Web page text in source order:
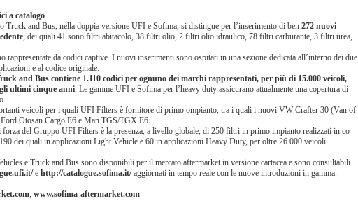
a catalogo
Truck and Bus, nella doppia versione UFI e Sofima, si distingue per l’inserimento di ben 272 nuovi
, dei quali 41 sono filtri abitacolo, 38 filtri olio, 2 filtri olio idraulico, 78 filtri carburante, 3 filtri urea,
rappresentate da codici captive. I nuovi inserimenti sono ospitati in una sezione dedicata all’interno dei due
e al codice originale.
and Bus contiene 1.110 codici per ognuno dei marchi rappresentati, per più di 15.000 veicoli,
ultimi cinque anni. Le gamme UFI e Sofima per l’heavy duty assicurano attualmente una copertura di
veicoli per i quali UFI Filters è fornitore di primo ompianto, tra i quali i nuovi VW Crafter 30 (Van of
Otosan Cargo E6 e Man TGS/TGX E6.
forza del Gruppo UFI Filters è la presenza, a livello globale, di 250 filtri in primo impianto realizzati in co-
dei quali in applicazioni Light Vehicle e 60 in applicazioni Heavy Duty, per oltre 26.000 veicoli.
e Truck and Bus sono disponibili per il mercato aftermarket in versione cartacea e sono consultabili
e http://catalogue.sofima.it/aggiornati in tempo reale con le nuove introduzioni in gamma.
; www.sofima-aftermarket.com